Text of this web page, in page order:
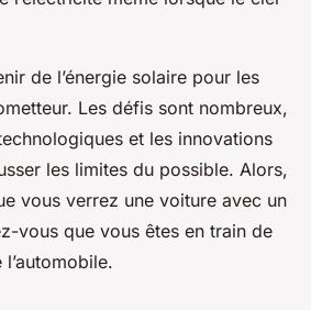
de l’énergie solaire pour les
Les défis sont nombreux,
et les innovations
les limites du possible. Alors,
vous verrez une voiture avec un
vous que vous êtes en train de
l’automobile.